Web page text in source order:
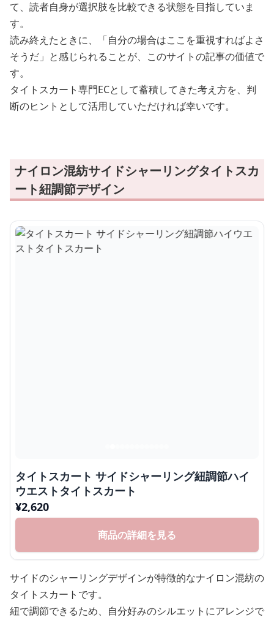
て、読者自身が選択肢を比較できる状態を目指していま
す。
読み終えたときに、「自分の場合はここを重視すればよさ
そうだ」と感じられることが、このサイトの記事の価値で
す。
タイトスカート専門ECとして蓄積してきた考え方を、判
断のヒントとして活用していただければ幸いです。
ナイロン混紡サイドシャーリングタイトスカ
ート紐調節デザイン
タイトスカート サイドシャーリング紐調節ハイ
ウエストタイトスカート
¥2,620
商品の詳細を見る
サイドのシャーリングデザインが特徴的なナイロン混紡の
タイトスカートです。
紐で調節できるため、自分好みのシルエットにアレンジで